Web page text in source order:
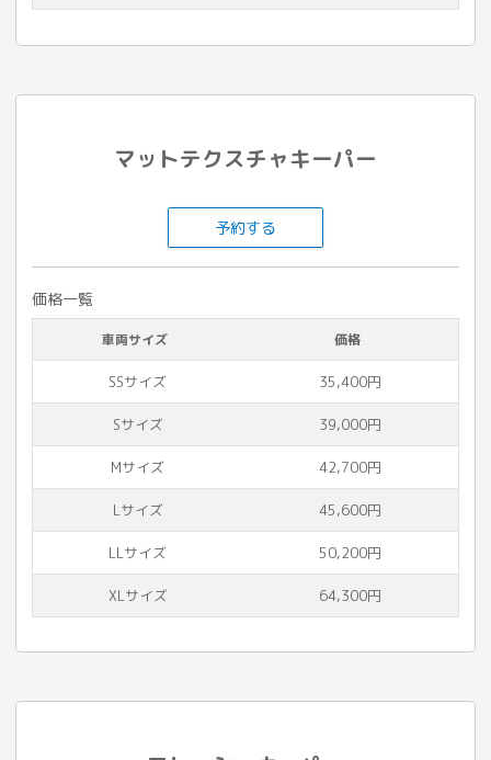
マットテクスチャキーパー
予約する
価格一覧
車両サイズ 価格
SSサイズ 35,400円
Sサイズ 39,000円
Mサイズ 42,700円
Lサイズ 45,600円
LLサイズ 50,200円
XLサイズ 64,300円